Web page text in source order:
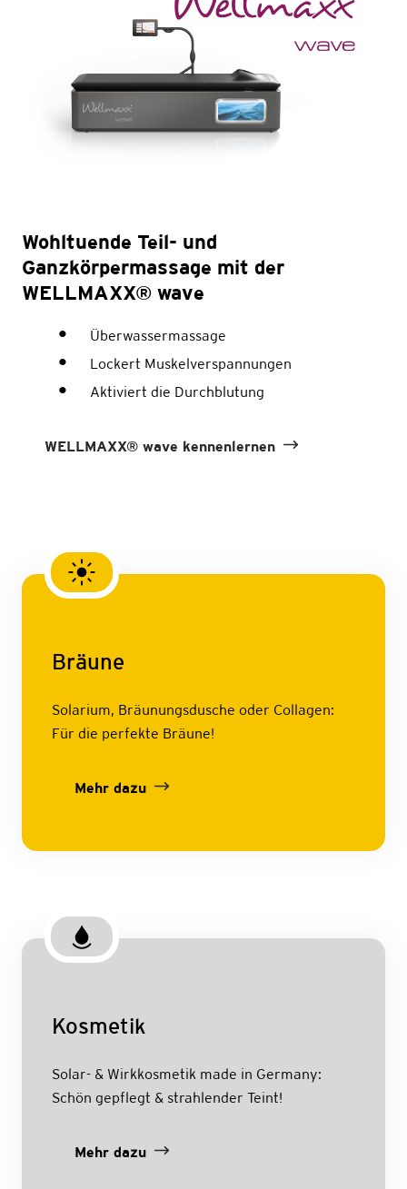
Wohltuende Teil- und
Ganzkörpermassage mit der
WELLMAXX® wave
Überwassermassage
Lockert Muskelverspannungen
Aktiviert die Durchblutung
WELLMAXX® wave kennenlernen
Bräune
Solarium, Bräunungsdusche oder Collagen:
Für die perfekte Bräune!
Mehr dazu
Kosmetik
Solar- & Wirkkosmetik made in Germany:
Schön gepflegt & strahlender Teint!
Mehr dazu